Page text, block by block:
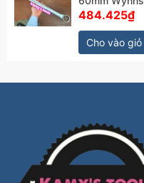
484.425₫
Cho vào giỏ